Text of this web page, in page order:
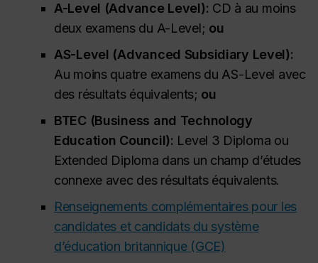
A-Level (Advance Level): CD à au moins
deux examens du A-Level; ou
AS-Level (Advanced Subsidiary Level):
Au moins quatre examens du AS-Level avec
des résultats équivalents; ou
BTEC (Business and Technology
Education Council): Level 3 Diploma ou
Extended Diploma dans un champ d’études
connexe avec des résultats équivalents.
Renseignements complémentaires pour les
candidates et candidats du système
d’éducation britannique (GCE)